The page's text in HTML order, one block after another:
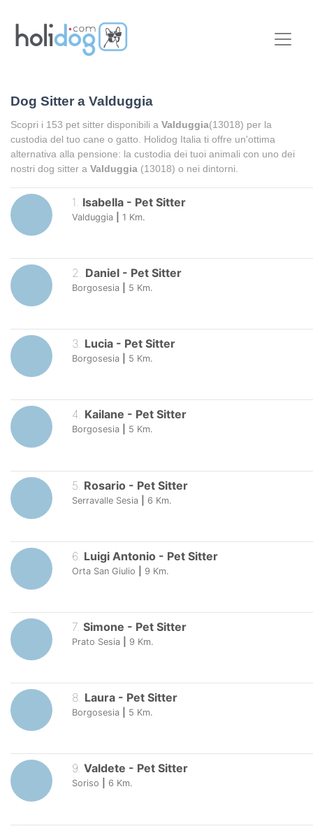
Dog Sitter a Valduggia
Scopri i 153 pet sitter disponibili a Valduggia(13018) per la
custodia del tuo cane o gatto. Holidog Italia ti offre un'ottima
alternativa alla pensione: la custodia dei tuoi animali con uno dei
nostri dog sitter a Valduggia (13018) o nei dintorni.
1 Isabella - Pet Sitter
Valduggia 1 Km.
2. Daniel - Pet Sitter
Borgosesia 5 Km.
3. Lucia - Pet Sitter
Borgosesia 5 Km.
4. Kailane - Pet Sitter
Borgosesia 5 Km.
5 Rosario - Pet Sitter
Serravalle Sesia 6 Km.
6 Luigi Antonio - Pet Sitter
Orta San Giulio 9 Km.
7. Simone - Pet Sitter
Prato Sesia 9 Km.
8. Laura - Pet Sitter
Borgosesia 5 Km.
9. Valdete - Pet Sitter
Soriso 6 Km.